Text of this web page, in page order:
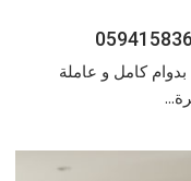
كامل و عاملة